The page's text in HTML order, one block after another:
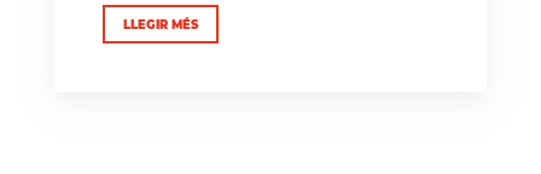
LLEGIR MÉS